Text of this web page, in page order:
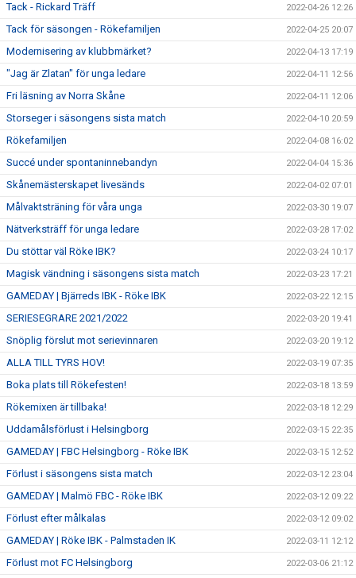
Tack - Rickard Träff 2022-04-26 12:26
Tack för säsongen - Rökefamiljen 2022-04-25 20:07
Modernisering av klubbmärket? 2022-04-13 17:19
"Jag är Zlatan" för unga ledare 2022-04-11 12:56
Fri läsning av Norra Skåne 2022-04-11 12:06
Storseger i säsongens sista match 2022-04-10 20:59
Rökefamiljen 2022-04-08 16:02
Succé under spontaninnebandyn 2022-04-04 15:36
Skånemästerskapet livesänds 2022-04-02 07:01
Målvaktsträning för våra unga 2022-03-30 19:07
Nätverksträff för unga ledare 2022-03-28 17:02
Du stöttar väl Röke IBK? 2022-03-24 10:17
Magisk vändning i säsongens sista match 2022-03-23 17:21
GAMEDAY | Bjärreds IBK - Röke IBK 2022-03-22 12:15
SERIESEGRARE 2021/2022 2022-03-20 19:41
Snöplig förslut mot serievinnaren 2022-03-20 19:12
ALLA TILL TYRS HOV! 2022-03-19 07:35
Boka plats till Rökefesten! 2022-03-18 13:59
Rökemixen är tillbaka! 2022-03-18 12:29
Uddamålsförlust i Helsingborg 2022-03-15 22:35
GAMEDAY | FBC Helsingborg - Röke IBK 2022-03-15 12:52
Förlust i säsongens sista match 2022-03-12 23:04
GAMEDAY | Malmö FBC - Röke IBK 2022-03-12 09:22
Förlust efter målkalas 2022-03-12 09:02
GAMEDAY | Röke IBK - Palmstaden IK 2022-03-11 12:12
Förlust mot FC Helsingborg 2022-03-06 21:12